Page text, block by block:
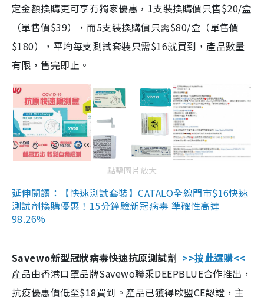
定金額換購更可享有獨家優惠，1支裝換購價只售$20/盒
（單售價$39），而5支裝換購價只需$80/盒（單售價
$180），平均每支測試套裝只需$16就買到，產品數量
有限，售完即止。
點擊圖片放大
延伸閱讀：【快速測試套裝】CATALO全線門市$16快速
測試劑換購優惠！15分鐘驗新冠病毒 準確性高達
98.26%
Savewo新型冠狀病毒快速抗原測試劑 >>按此選購<<
產品由香港口罩品牌Savewo聯乘DEEPBLUE合作推出，
抗疫優惠價低至$18買到。產品已獲得歐盟CE認證，主